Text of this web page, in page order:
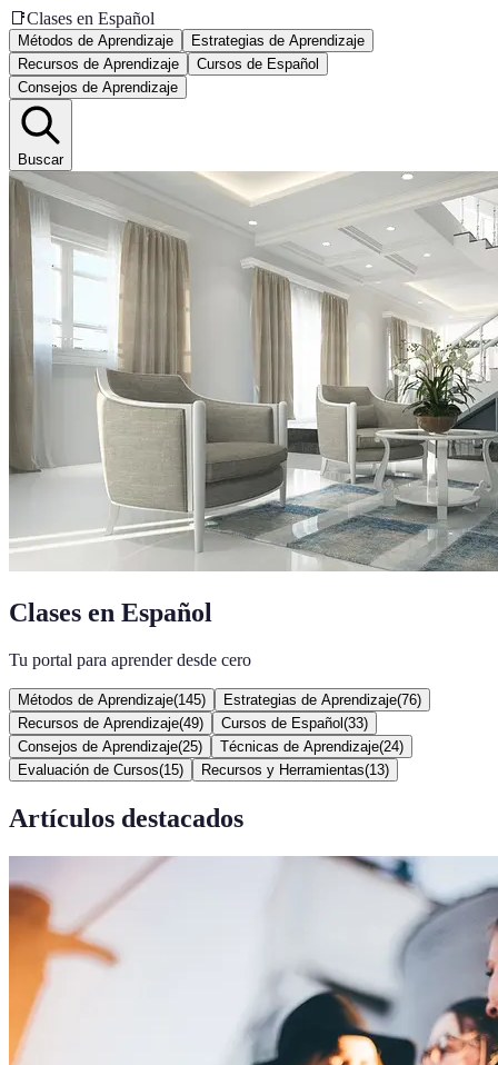
📑Clases en Español
Métodos de Aprendizaje
Estrategias de Aprendizaje
Recursos de Aprendizaje
Cursos de Español
Consejos de Aprendizaje
Buscar
Clases en Español
Tu portal para aprender desde cero
Métodos de Aprendizaje(145) Estrategias de Aprendizaje(76)
Recursos de Aprendizaje(49) Cursos de Español (33)
Consejos de Aprendizaje(25) Técnicas de Aprendizaje(24)
Evaluación de Cursos(15) Recursos y Herramientas(13)
Artículos destacados